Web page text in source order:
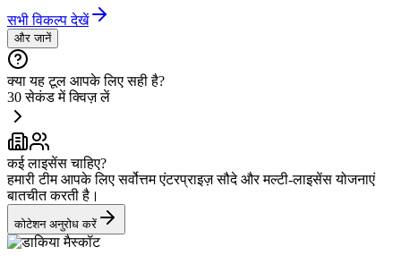
सभी विकल्प देखें
और जानें
क्या यह टूल आपके लिए सही है?
30 सेकंड में क्विज़ लें
कई लाइसेंस चाहिए?
हमारी टीम आपके लिए सर्वोत्तम एंटरप्राइज़ सौदे और मल्टी-लाइसेंस योजनाएं
बातचीत करती है।
कोटेशन अनुरोध करें